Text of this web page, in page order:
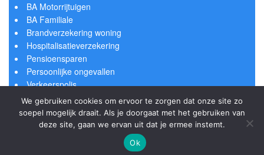
BA Motorrijtuigen
BA Familiale
Brandverzekering woning
Hospitalisatieverzekering
Pensioensparen
Persoonlijke ongevallen
Verkeerspolis
© copyright Webassur.be - Powered by Modulink.be - Webassur
We gebruiken cookies om ervoor te zorgen dat onze site zo
soepel mogelijk draait. Als je doorgaat met het gebruiken van
deze site, gaan we ervan uit dat je ermee instemt.
Ok